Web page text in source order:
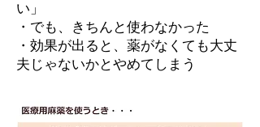
い」
・でも、きちんと使わなかった
・効果が出ると、薬がなくても大丈
夫じゃないかとやめてしまう